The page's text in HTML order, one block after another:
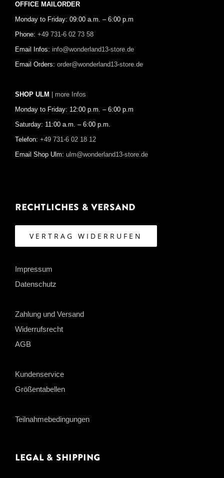
OFFICE MAILORDER
Monday to Friday: 09:00 a.m. – 6:00 p.m
Phone: +49 731-6 02 73 58
Email Infos: info@wonderland13-store.de
Email Orders: order@wonderland13-store.de
SHOP ULM | more Infos
Monday to Friday: 12:00 p.m. – 6:00 p.m
Saturday: 11:00 a.m. – 6:00 p.m.
Telefon: +49 731-6 02 18 12
Email Shop Ulm: ulm@wonderland13-store.de
Rechtliches & Versand
VERTRAG WIDERRUFEN
Impressum
Datenschutz
Zahlung und Versand
Widerrufsrecht
AGB
Kundenservice
Größentabellen
Teilnahmebedingungen
Legal & Shipping